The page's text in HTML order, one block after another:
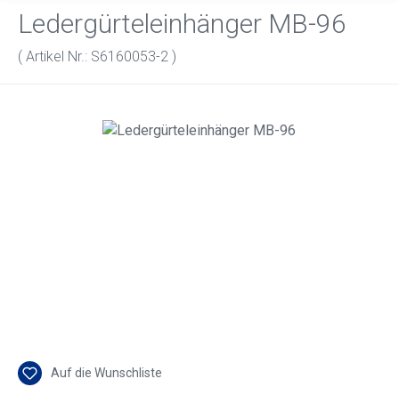
Ledergürteleinhänger MB-96
( Artikel Nr.: S6160053-2 )
Bildergalerie überspringen
Auf die Wunschliste